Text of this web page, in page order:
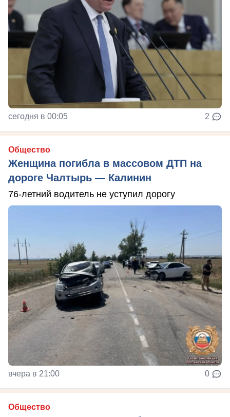
сегодня в 00:05 2
Общество
Женщина погибла в массовом ДТП на
дороге Чалтырь — Калинин
76-летний водитель не уступил дорогу
вчера в 21:00 0
Общество